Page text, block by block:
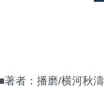
著者：播磨/横河秋濤